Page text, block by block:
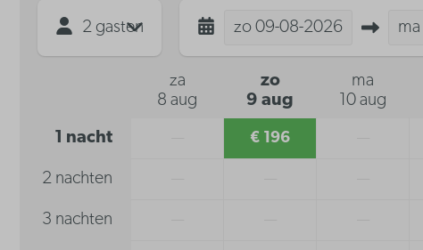
2 gasten zo 09-08-2026 ma
za
8 aug
zo
9 aug
ma
10 aug
1 nacht € 196
2 nachten
3 nachten